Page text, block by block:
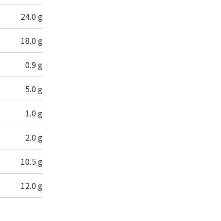
24.0 g
18.0 g
0.9 g
5.0 g
1.0 g
2.0 g
10.5 g
12.0 g